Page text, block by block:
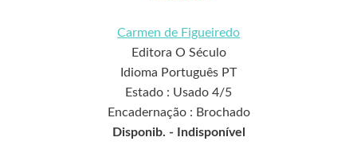
Carmen de Figueiredo
Editora O Século
Idioma Português PT
Estado : Usado 4/5
Encadernação : Brochado
Disponib. -
Indisponível